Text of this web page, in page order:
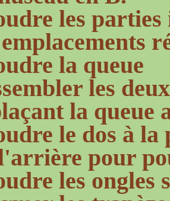
les
la queue
les
la queue
le dos à
pour
les ongles